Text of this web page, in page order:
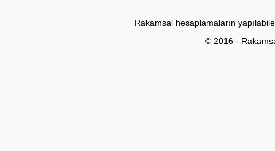
Rakamsal hesaplamaların
© 2016 -